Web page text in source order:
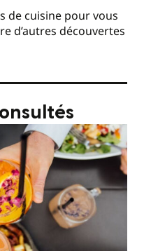
de cuisine pour vous
d’autres découvertes